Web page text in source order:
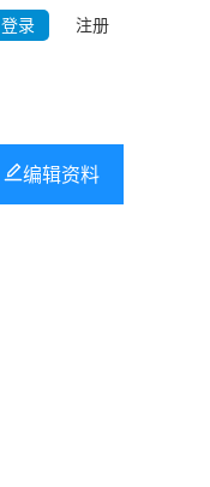
登录 注册
编辑资料